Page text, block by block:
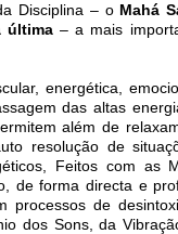
Disciplina – o Mahá
última– a mais
energética,
das altas
além de
resolução de
Feitos com as
de forma directa e
processos de
dos Sons, da